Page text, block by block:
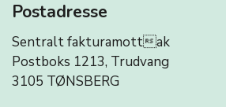
Postadresse
Sentralt fakturamottak
Postboks 1213, Trudvang
3105 TØNSBERG